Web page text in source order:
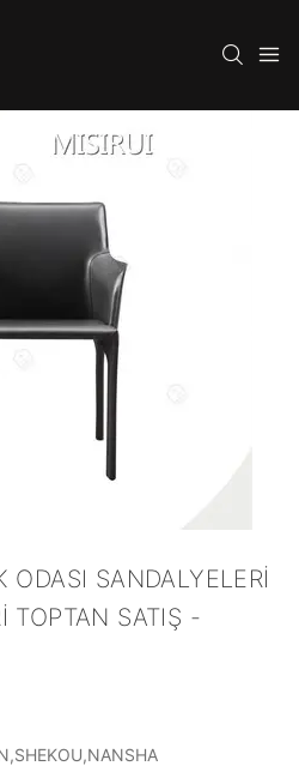
ODASI SANDALYELERI
TOPTAN SATIŞ -